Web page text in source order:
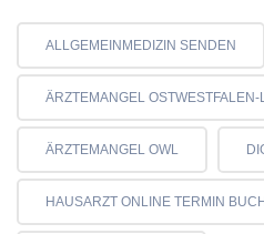
ALLGEMEINMEDIZIN SENDEN
ÄRZTEMANGEL OSTWESTFALEN-
ÄRZTEMANGEL OWL
HAUSARZT ONLINE TERMIN